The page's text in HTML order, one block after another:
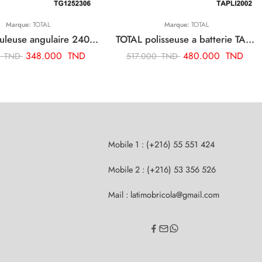
Marque: TOTAL
TOTAL meuleuse angulaire 2400w-230mm TG1252306
TND 348.000 TND
Marque: TOTAL
TOTAL polisseuse a batterie TAPLI2002
517.000TND 480.000 TND
Mobile 1 : (+216) 55 551 424
Mobile 2 : (+216) 53 356 526
Mail : latimobricola@gmail.com